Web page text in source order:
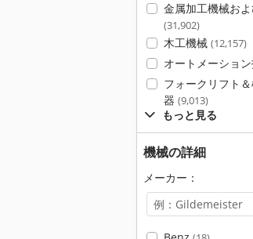
金属加工機械お
(31,902)
木工機械 (12,157)
オートメーショ
フォークリフト
器 (9,013)
もっと見る
機械の詳細
メーカー：